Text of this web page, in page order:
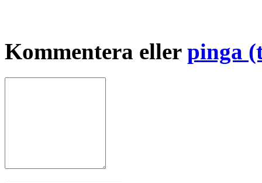
Kommentera eller pinga